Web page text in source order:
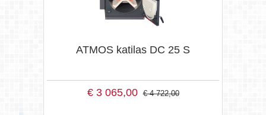
ATMOS katilas DC 25 S
€3 065,00 €4 722,00